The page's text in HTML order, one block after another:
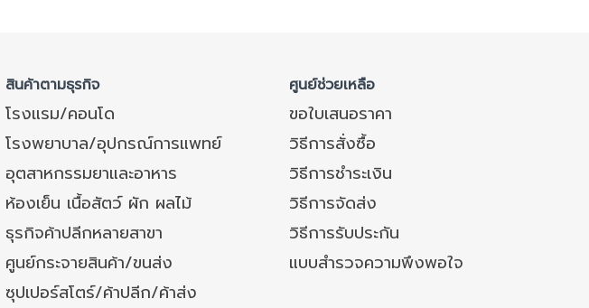
สินค้าตามธุรกิจ ศูนย์ช่วยเหลือ
โรงแรม/คอนโด
ขอใบเสนอราคา
โรงพยาบาล/อุปกรณ์การแพทย์
วิธีการสั่งซื้อ
อุตสาหกรรมยาและอาหาร
วิธีการชำระเงิน
ห้องเย็น เนื้อสัตว์ ผัก ผลไม้
วิธีการจัดส่ง
ธุรกิจค้าปลีกหลายสาขา
วิธีการรับประกัน
ศูนย์กระจายสินค้า/ขนส่ง
แบบสำรวจความพึงพอใจ
ซุปเปอร์สโตร์/ค้าปลีก/ค้าส่ง